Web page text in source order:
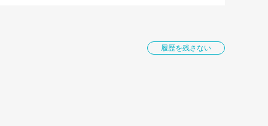
履歴を残さない